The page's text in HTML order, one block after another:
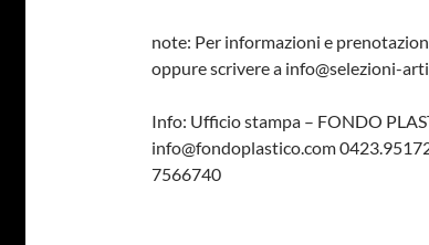
note: Per informazioni e
oppure scrivere a info@selezioni-
Info: Ufficio stampa – FONDO
info@fondoplastico.com
7566740